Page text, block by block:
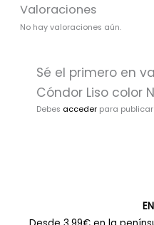
Valoraciones
No hay valoraciones aún.
Sé el primero en
Cóndor Liso color
Debes acceder para